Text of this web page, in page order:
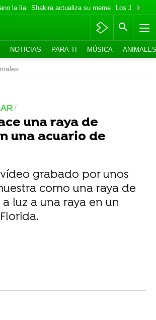
la lía Shakira actualiza su meme Los Jonas
NOTICIAS PARA TI MÚSICA ANIMALES
una raya de
una acuario de
grabado por unos
como una raya de
luz a una raya en un